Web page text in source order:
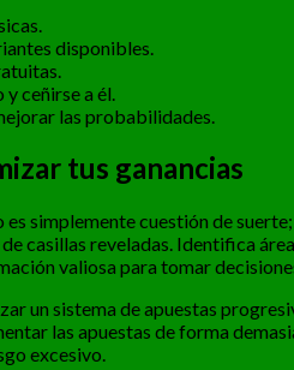
disponibles.
ceñirse a él.
las probabilidades.
tus ganancias
es simplemente cuestión de
casillas reveladas. Identifica
valiosa para tomar
un sistema de apuestas
las apuestas de forma
excesivo.